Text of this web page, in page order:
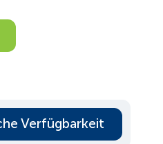
Verfügbarkeit